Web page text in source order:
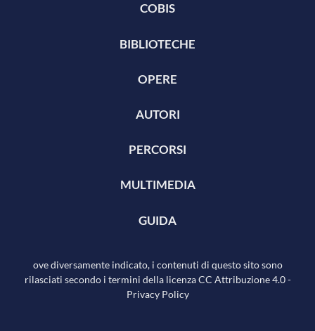
COBIS
BIBLIOTECHE
OPERE
AUTORI
PERCORSI
MULTIMEDIA
GUIDA
ove diversamente indicato, i contenuti di questo sito sono
rilasciati secondo i termini della licenza CC Attribuzione 4.0-
Privacy Policy